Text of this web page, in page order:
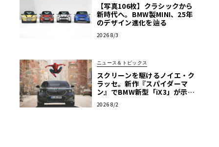
【写真106枚】クラシックから
新時代へ。BMW製MINI、25年
のデザイン進化を辿る
2026 8/3
ニュース＆トピックス
スクリーンを駆けるノイエ・ク
ラッセ。新作『スパイダーマ
ン』でBMW新型「iX3」が示す
2026 8/2